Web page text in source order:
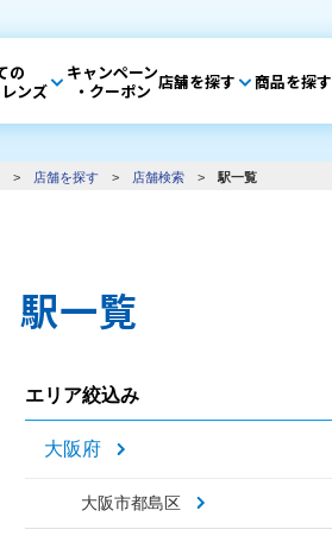
の
ンズ
キャンペーン
・クーポン 店舗を探す 商品を探す
> 店舗を探す > 店舗検索 > 駅一覧
駅一覧
エリア絞込み
大阪府
大阪市都島区